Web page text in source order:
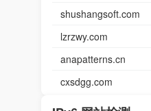
shushangsoft.com
lzrzwy.com
anapatterns.cn
cxsdgg.com